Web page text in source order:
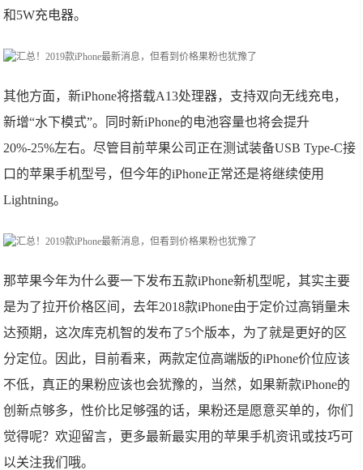
和5W充电器。
其他方面，新iPhone将搭载A13处理器，支持双向无线充电，
新增“水下模式”。同时新iPhone的电池容量也将会提升
20%-25%左右。尽管目前苹果公司正在测试装备USB Type-C接
口的苹果手机型号，但今年的iPhone正常还是将继续使用
Lightning。
那苹果今年为什么要一下发布五款iPhone新机型呢，其实主要
是为了拉开价格区间，去年2018款iPhone由于定价过高销量未
达预期，这次库克机智的发布了5个版本，为了就是更好的区
分定位。因此，目前看来，两款定位高端版的iPhone价位应该
不低，真正的果粉应该也会犹豫的，当然，如果新款iPhone的
创新点够多，性价比足够强的话，果粉还是愿意买单的，你们
觉得呢？欢迎留言，更多最新最实用的苹果手机资讯或技巧可
以关注我们哦。